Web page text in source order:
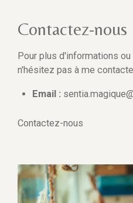
Contactez-nous
Pour plus d'informations
n'hésitez pas à me
Email :
Contactez-nous